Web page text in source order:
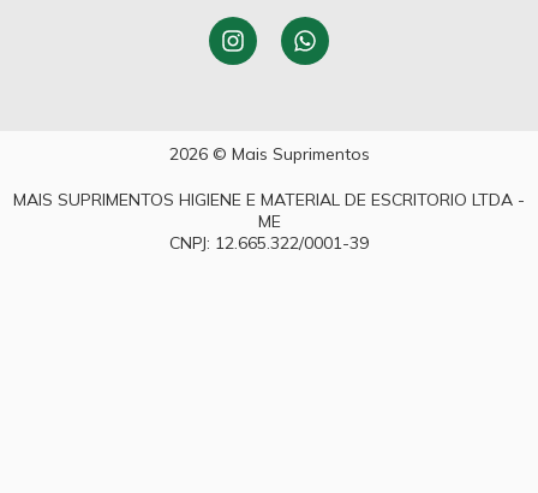
2026 © Mais Suprimentos
MAIS SUPRIMENTOS HIGIENE E MATERIAL DE ESCRITORIO LTDA -
ME
CNPJ: 12.665.322/0001-39